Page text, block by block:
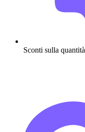
Sconti sulla quantità